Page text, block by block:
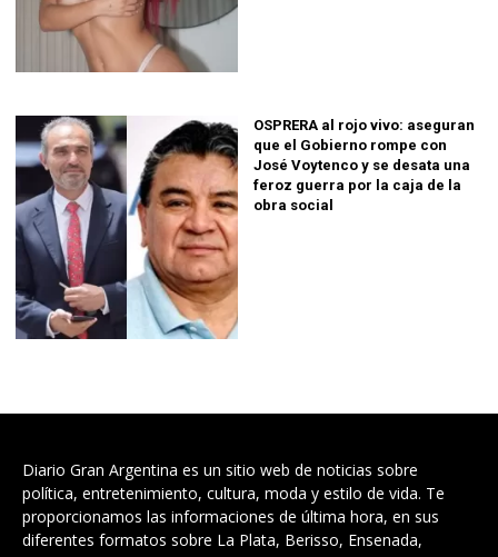
OSPRERA al rojo vivo: aseguran
que el Gobierno rompe con
José Voytenco y se desata una
feroz guerra por la caja de la
obra social
Diario Gran Argentina es un sitio web de noticias sobre
política, entretenimiento, cultura, moda y estilo de vida. Te
proporcionamos las informaciones de última hora, en sus
diferentes formatos sobre La Plata, Berisso, Ensenada,